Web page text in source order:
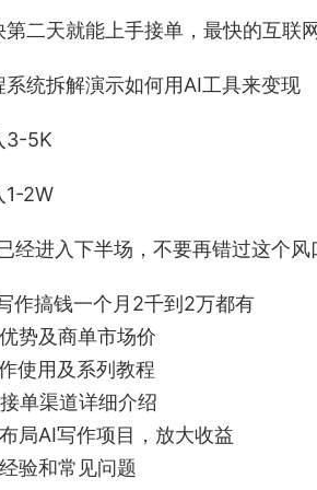
第二天就能上手接单，最快的互联
系统拆解演示如何用AI工具来变现
3-5K
1-2W
经进入下半场，不要再错过这个风
作搞钱一个月2千到2万都有
势及商单市场价
使用及系列教程
单渠道详细介绍
局AI写作项目，放大收益
验和常见问题